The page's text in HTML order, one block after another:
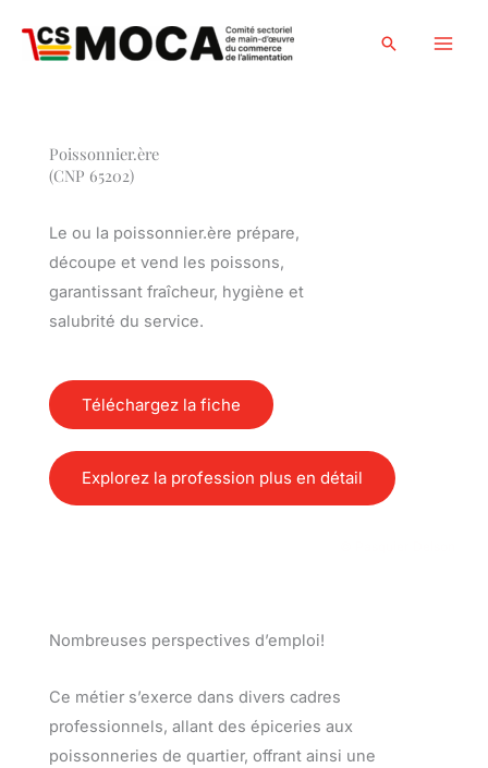
Search
Poissonnier.ère
(CNP 65202)
Le ou la poissonnier.ère prépare,
découpe et vend les poissons,
garantissant fraîcheur, hygiène et
salubrité du service.
Téléchargez la fiche
Explorez la profession plus en détail
Nombreuses perspectives d’emploi!
Ce métier s’exerce dans divers cadres
professionnels, allant des épiceries aux
poissonneries de quartier, offrant ainsi une